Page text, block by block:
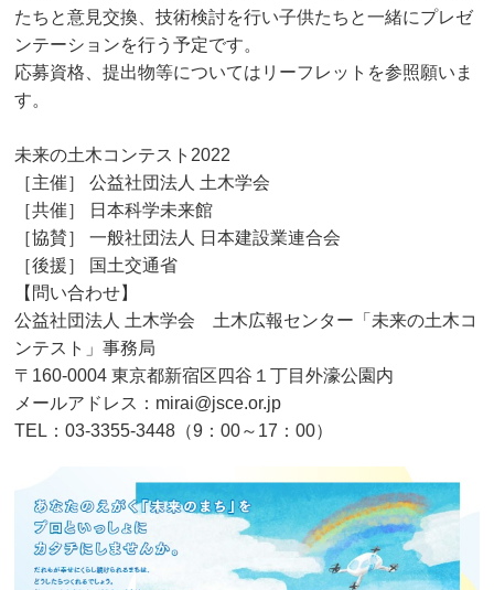
たちと意見交換、技術検討を行い子供たちと一緒にプレゼ
ンテーションを行う予定です。
応募資格、提出物等についてはリーフレットを参照願いま
す。
未来の土木コンテスト2022
［主催］ 公益社団法人 土木学会
［共催］ 日本科学未来館
［協賛］ 一般社団法人 日本建設業連合会
［後援］ 国土交通省
【問い合わせ】
公益社団法人 土木学会 土木広報センター「未来の土木コ
ンテスト」事務局
〒160-0004 東京都新宿区四谷１丁目外濠公園内
メールアドレス：mirai@jsce.or.jp
TEL：03-3355-3448（9：00～17：00）